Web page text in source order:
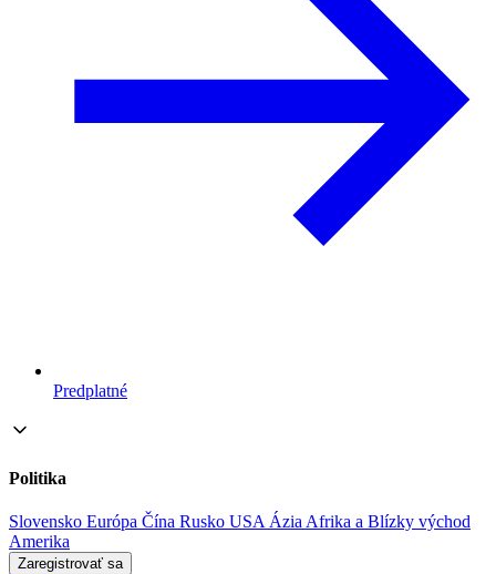
Predplatné
Politika
Slovensko Európa Čína Rusko USA ÁziaAfrika a Blízky východ
Amerika
Zaregistrovať sa